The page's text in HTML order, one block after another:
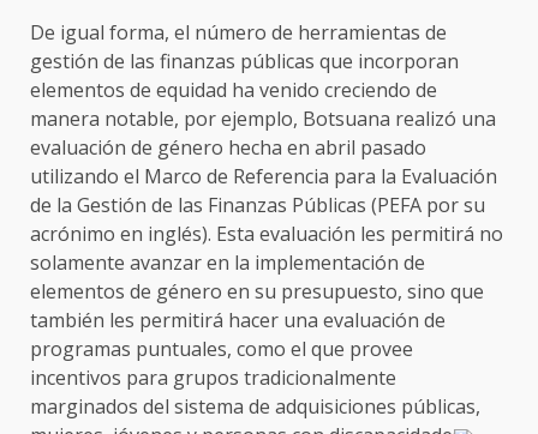
De igual forma, el número de herramientas de
gestión de las finanzas públicas que incorporan
elementos de equidad ha venido creciendo de
manera notable, por ejemplo, Botsuana realizó una
evaluación de género hecha en abril pasado
utilizando el Marco de Referencia para la Evaluación
de la Gestión de las Finanzas Públicas (PEFA por su
acrónimo en inglés). Esta evaluación les permitirá no
solamente avanzar en la implementación de
elementos de género en su presupuesto, sino que
también les permitirá hacer una evaluación de
programas puntuales, como el que provee
incentivos para grupos tradicionalmente
marginados del sistema de adquisiciones públicas,